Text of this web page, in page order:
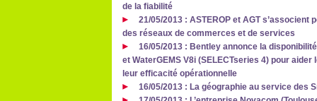
de la fiabilité
21/05/2013 : ASTEROP et AGT
des réseaux de commerces et de services
16/05/2013 : Bentley annonce la
et WaterGEMS V8i (SELECTseries 4) pour
leur efficacité opérationnelle
16/05/2013 : La géographie au service des